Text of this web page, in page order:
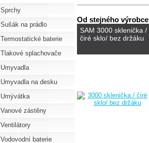
Sprchy
Sušák na prádlo
Termostatické baterie
Tlakové splachovače
Umyvadla
Umyvadla na desku
Umývátka
Vanové zástěny
Ventilátory
Vodovodní baterie
Od stejného výrobce
SAM 3000 sklenička /
čiré sklo/ bez držáku